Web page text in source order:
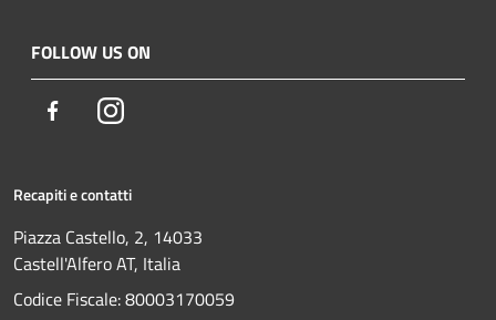
FOLLOW US ON
FacebookInstagram
Recapiti e contatti
Piazza Castello, 2, 14033
Castell'Alfero AT, Italia
Codice Fiscale: 80003170059